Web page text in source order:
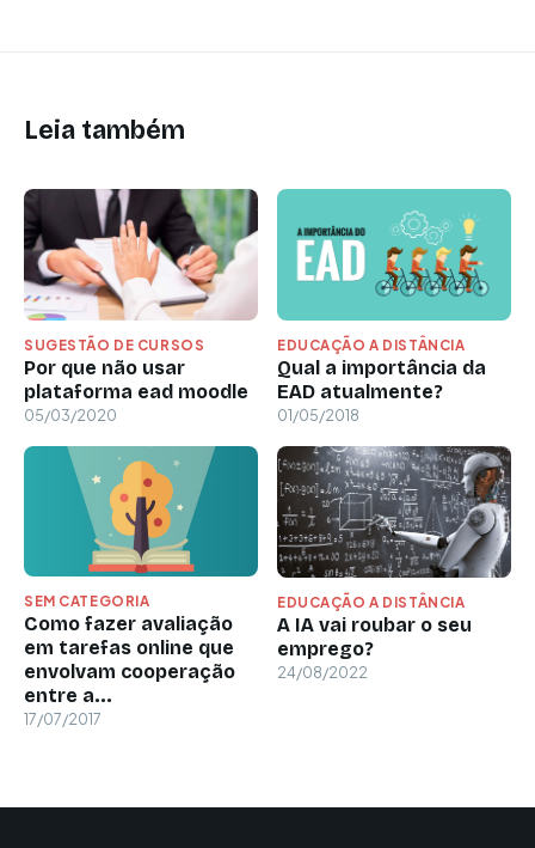
Leia também
SUGESTÃO DE CURSOS
Por que não usar
plataforma ead moodle
05/03/2020
EDUCAÇÃO A DISTÂNCIA
Qual a importância da
EAD atualmente?
01/05/2018
SEM CATEGORIA
Como fazer avaliação
em tarefas online que
envolvam cooperação
entre a...
17/07/2017
EDUCAÇÃO A DISTÂNCIA
A IA vai roubar o seu
emprego?
24/08/2022